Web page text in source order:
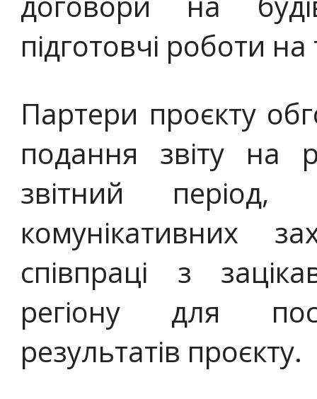
підготовчі роботи на
Партери проєкту
подання звіту на
звітний період,
комунікативних
співпраці з
регіону для
результатів проєкту.